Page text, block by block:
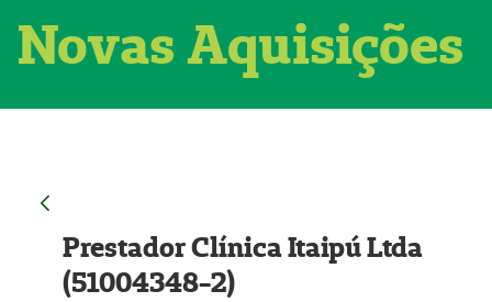
Novas Aquisições
Prestador Clínica Itaipú Ltda
(51004348-2)